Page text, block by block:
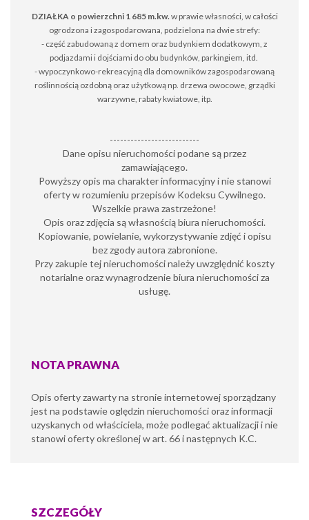
DZIAŁKA o powierzchni 1 685 m.kw. w prawie własności, w całości
ogrodzona i zagospodarowana, podzielona na dwie strefy:
- część zabudowaną z domem oraz budynkiem dodatkowym, z
podjazdami i dojściami do obu budynków, parkingiem, itd.
- wypoczynkowo-rekreacyjną dla domowników zagospodarowaną
roślinnością ozdobną oraz użytkową np. drzewa owocowe, grządki
warzywne, rabaty kwiatowe, itp.
--------------------------
Dane opisu nieruchomości podane są przez
zamawiającego.
Powyższy opis ma charakter informacyjny i nie stanowi
oferty w rozumieniu przepisów Kodeksu Cywilnego.
Wszelkie prawa zastrzeżone!
Opis oraz zdjęcia są własnością biura nieruchomości.
Kopiowanie, powielanie, wykorzystywanie zdjęć i opisu
bez zgody autora zabronione.
Przy zakupie tej nieruchomości należy uwzględnić koszty
notarialne oraz wynagrodzenie biura nieruchomości za
usługę.
NOTA PRAWNA
Opis oferty zawarty na stronie internetowej sporządzany
jest na podstawie oględzin nieruchomości oraz informacji
uzyskanych od właściciela, może podlegać aktualizacji i nie
stanowi oferty określonej w art. 66 i następnych K.C.
SZCZEGÓŁY